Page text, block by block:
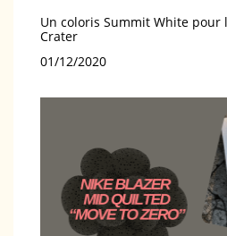
Un coloris Summit White pour
Crater
Date
01/12/2020